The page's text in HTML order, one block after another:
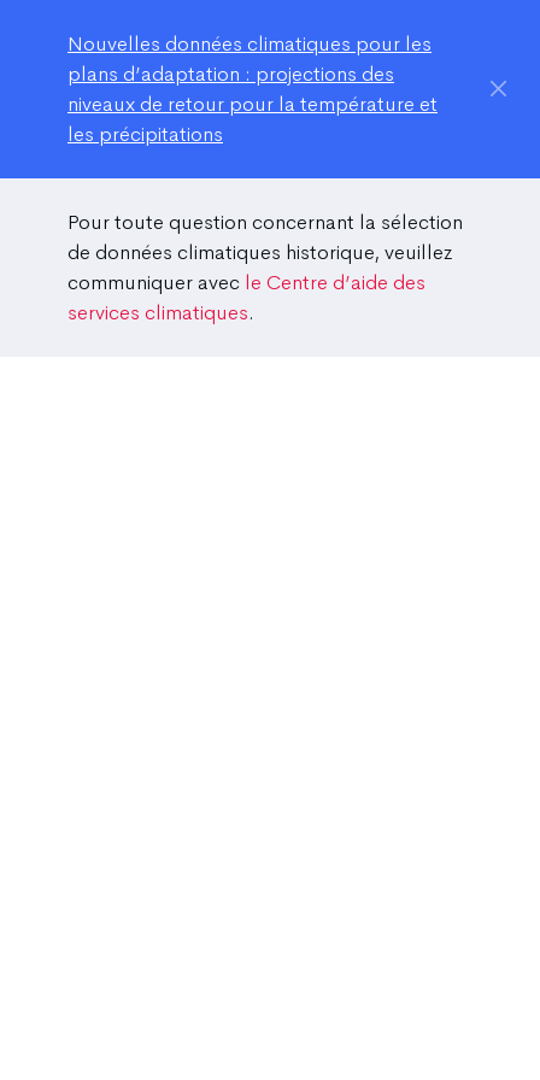
Nouvelles données climatiques pour les
plans d’adaptation : projections des
niveaux de retour pour la température et
les précipitations
Pour toute question concernant la sélection
de données climatiques historique, veuillez
communiquer avec le Centre d’aide des
services climatiques.